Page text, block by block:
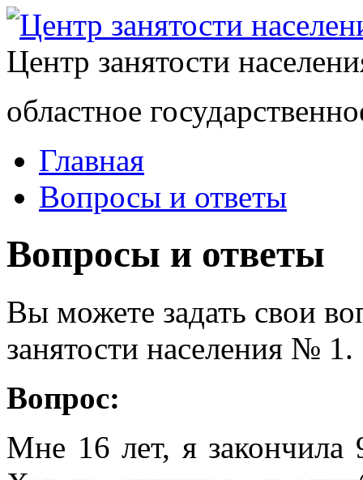
Центр занятости
областное
Главная
Вопросы и ответы
Вопросы и ответы
Вы можете задать свои
занятости населения № 1.
Вопрос:
Мне 16 лет, я